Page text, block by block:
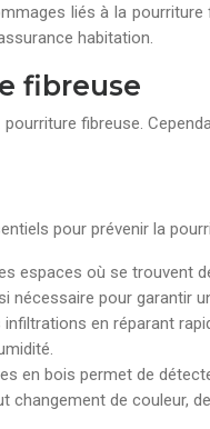
liés à la
habitation.
fibreuse
fibreuse.
pour prévenir la
espaces où se trouvent
pour garantir
infiltrations en réparant
en bois permet de
de couleur,